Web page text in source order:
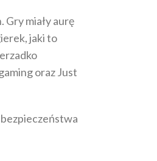
miały aurę
jaki to
oraz Just